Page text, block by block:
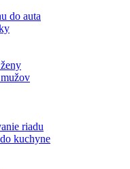
do auta
riadu
kuchyne